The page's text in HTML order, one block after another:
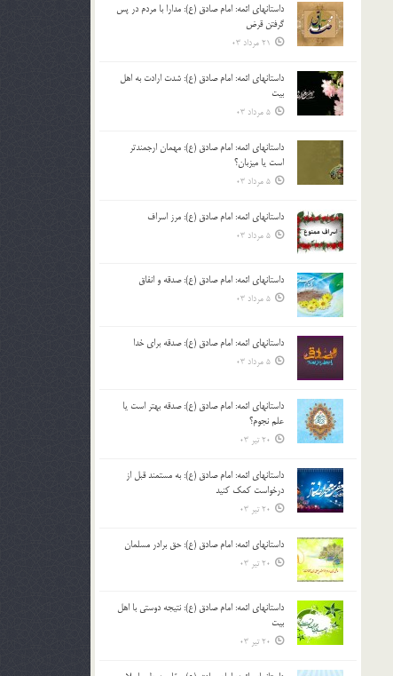
داستانهای ائمه: امام صادق (ع): مدارا با مردم در پس
گرفتن قرض
21 مرداد 03
داستانهای ائمه: امام صادق (ع): شدت ارادت به اهل
بیت
5 مرداد 03
داستانهای ائمه: امام صادق (ع): مهمان ارجمندتر
است یا میزبان؟
5 مرداد 03
داستانهای ائمه: امام صادق (ع): مرز اسراف
5 مرداد 03
داستانهای ائمه: امام صادق (ع): صدقه و انفاق
5 مرداد 03
داستانهای ائمه: امام صادق (ع): صدقه برای خدا
5 مرداد 03
داستانهای ائمه: امام صادق (ع): صدقه بهتر است یا
علم نجوم؟
20 تیر 03
داستانهای ائمه: امام صادق (ع): به مستمند قبل از
درخواست کمک کنید
20 تیر 03
داستانهای ائمه: امام صادق (ع): حق برادر مسلمان
20 تیر 03
داستانهای ائمه: امام صادق (ع): نتیجه دوستی با اهل
بیت
20 تیر 03